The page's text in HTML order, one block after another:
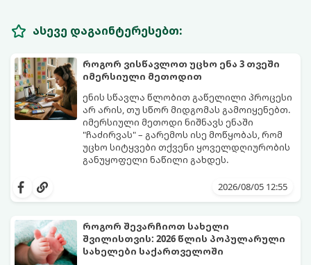
ასევე დაგაინტერესებთ:
როგორ ვისწავლოთ უცხო ენა 3 თვეში
იმერსიული მეთოდით
ენის სწავლა წლობით გაწელილი პროცესი
არ არის, თუ სწორ მიდგომას გამოიყენებთ.
იმერსიული მეთოდი ნიშნავს ენაში
"ჩაძირვას" – გარემოს ისე მოწყობას, რომ
უცხო სიტყვები თქვენი ყოველდღიურობის
განუყოფელი ნაწილი გახდეს.
3 თვეში მნიშვნელოვან პროგრესს
2026/08/05 12:55
როგორ შევარჩიოთ სახელი
შვილისთვის: 2026 წლის პოპულარული
სახელები საქართველოში